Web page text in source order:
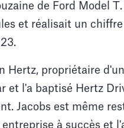
de Ford Model
et réalisait un
Hertz, propriétaire
et l'a baptisé Hertz
Jacobs est même
à succès et